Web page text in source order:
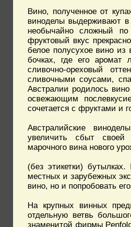
Вино, полученное от
виноделы выдерживают в
необычайно сложный
фруктовый вкус
белое полусухое вино из
бочках, где его аромат
сливочно-ореховый
сливочными соусами,
Австралии родилось
освежающим
сочетается с фруктами и
Австралийские
увеличить сбыт своей
марочного вина нового
(без этикетки)
местных и зарубежных
вино, но и попробовать
На крупных винных
отдельную ветвь
знаменитой фирмы